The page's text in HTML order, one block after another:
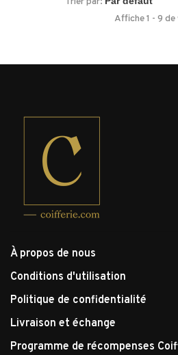
Affiche 1 - 9 de
À propos de nous
Conditions d'utilisation
Politique de confidentialité
Livraison et échange
Programme de récompenses